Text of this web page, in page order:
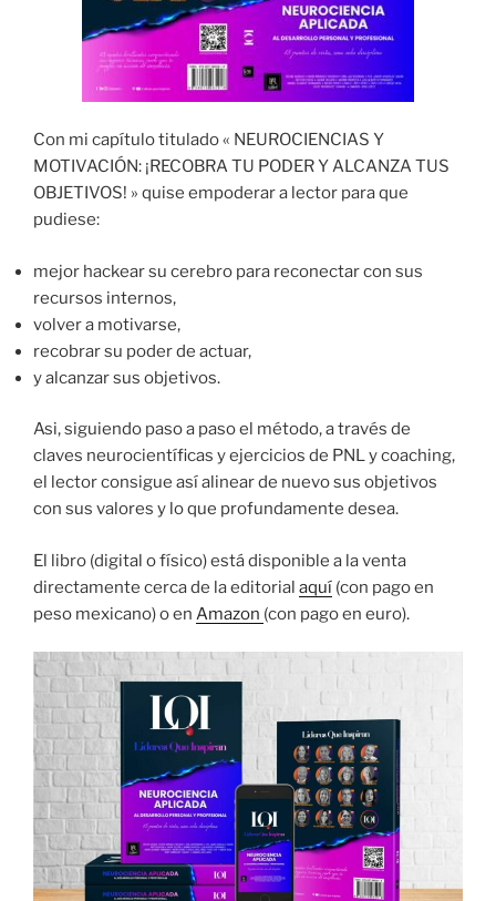
Con mi capítulo titulado « NEUROCIENCIAS Y
MOTIVACIÓN: ¡RECOBRA TU PODER Y ALCANZA TUS
OBJETIVOS! » quise empoderar a lector para que
pudiese:
mejor hackear su cerebro para reconectar con sus
recursos internos,
volver a motivarse,
recobrar su poder de actuar,
y alcanzar sus objetivos.
Asi, siguiendo paso a paso el método, a través de
claves neurocientíficas y ejercicios de PNL y coaching,
el lector consigue así alinear de nuevo sus objetivos
con sus valores y lo que profundamente desea.
El libro (digital o físico) está disponible a la venta
directamente cerca de la editorial aquí (con pago en
peso mexicano) o en Amazon (con pago en euro).